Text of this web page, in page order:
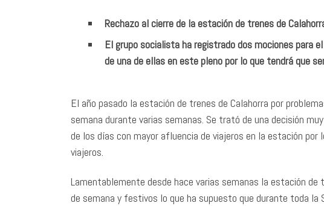
Rechazo al cierre de la estación de trenes de
El grupo socialista ha registrado dos mociones para
de una de ellas en este pleno por lo que tendrá que
El año pasado la estación de trenes de Calahorra por
semana durante varias semanas. Se trató de una decisión
de los días con mayor afluencia de viajeros en la estación
viajeros.
Lamentablemente desde hace varias semanas la estación
de semana y festivos lo que ha supuesto que durante toda la